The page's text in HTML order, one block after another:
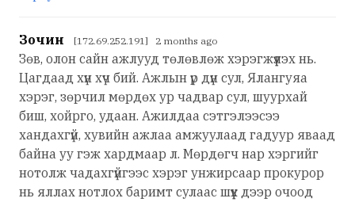
Зочин [172.69.252.191] 2 months ago
Зөв, олон сайн ажлууд төлөвлөж хэрэгжүүлэх нь.
Цагдаад хүн хүч бий. Ажлын үр дүн сул, Ялангуяа
хэрэг, зөрчил мөрдөх ур чадвар сул, шуурхай
биш, хойрго, удаан. Ажилдаа сэтгэлээсээ
хандахгүй, хувийн ажлаа амжуулаад гадуур яваад
байна уу гэж хардмаар л. Мөрдөгч нар хэргийг
нотолж чадахгүйгээс хэрэг унжирсаар прокурор
нь яллах нотлох баримт сулаас шүүх дээр очоод